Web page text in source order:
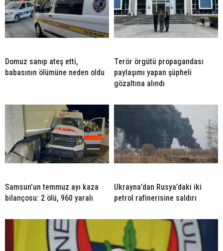
Domuz sanıp ateş etti,
babasının ölümüne neden oldu
Terör örgütü propagandası
paylaşımı yapan şüpheli
gözaltına alındı
Samsun’un temmuz ayı kaza
bilançosu: 2 ölü, 960 yaralı
Ukrayna’dan Rusya’daki iki
petrol rafinerisine saldırı